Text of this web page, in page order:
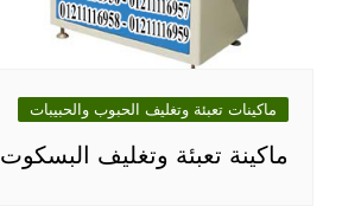
ماكينات تعبئة وتغليف الحبوب والحبيبات
ماكينة تعبئة وتغليف البسكوت